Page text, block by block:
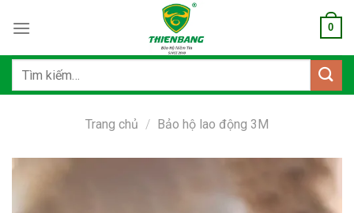
qua
dung
0
Tìm
Trang chủ / Bảo hộ lao động 3M